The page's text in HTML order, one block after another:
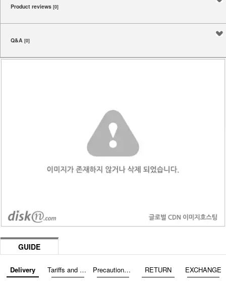
Product reviews [0]
Q&A [0]
GUIDE
Delivery Tariffs and Taxes Precautions before exchange/return RETURN EXCHANGE